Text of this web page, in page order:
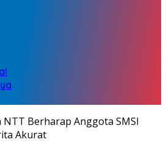
NTT Berharap Anggota SMSI
Akurat